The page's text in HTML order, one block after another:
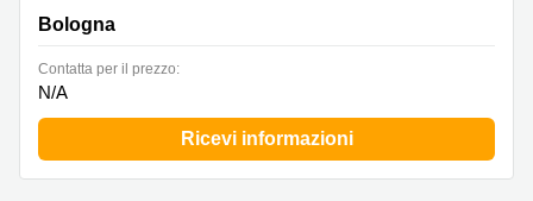
Bologna
Сontatta per il prezzo:
N/A
Ricevi informazioni